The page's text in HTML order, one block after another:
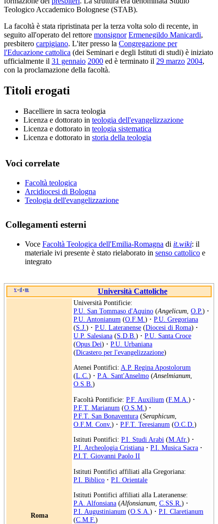
Teologico Accademico Bolognese (STAB).
La facoltà è stata ripristinata per la terza volta solo di recente, in
seguito all'operato del rettore monsignor Ermenegildo Manicardi,
presbitero carpigiano. L'iter presso la Congregazione per
l'Educazione cattolica (dei Seminari e degli Istituti di studi) è iniziato
ufficialmente il 31 gennaio 2000 ed è terminato il 29 marzo 2004,
con la proclamazione della facoltà.
Titoli erogati
Bacelliere in sacra teologia
Licenza e dottorato in teologia dell'evangelizzazione
Licenza e dottorato in teologia sistematica
Licenza e dottorato in storia della teologia
Voci correlate
Facoltà teologica
Arcidiocesi di Bologna
Teologia dell'evangelizzazione
Collegamenti esterni
Voce Facoltà Teologica dell'Emilia-Romagna di it.wiki: il
materiale ivi presente è stato rielaborato in senso cattolico e
integrato
v • d • m Università Cattoliche
Roma
Università Pontificie:
P.U. San Tommaso d'Aquino (Angelicum O.P.) ·
P.U. Antonianum (O.F.M. ) · P.U. Gregoriana
(S.J. ) · P.U. Lateranense (Diocesi di Roma) ·
U.P. Salesiana (S.D.B. ) · P.U. Santa Croce
(Opus Dei) · P.U. Urbaniana
(Dicastero per l'evangelizzazione)
Atenei Pontifici: A.P. Regina Apostolorum
(L.C.) · P.A. Sant'Anselmo (Anselmianum,
O.S.B.)
Facoltà Pontificie: P.F. Auxilium (F.M.A. ) ·
P.F.T. Marianum (O.S.M. ) ·
P.F.T. San Bonaventura (Seraphicum
O.F.M. Conv.) · P.F.T. Teresianum (O.C.D. )
Istituti Pontifici: P.I. Studi Arabi (M.Afr.) ·
P.I. Archeologia Cristiana · P.I. Musica Sacra ·
P.I.T. Giovanni Paolo II
Istituti Pontifici affiliati alla Gregoriana:
P.I. Biblico · P.I. Orientale
Istituti Pontifici affiliati alla Lateranense:
P.A. Alfonsiana (Alfonsianum C.SS.R. ) ·
P.I. Augustinianum (O.S.A. ) · P.I. Claretianum
(C.M.F.)